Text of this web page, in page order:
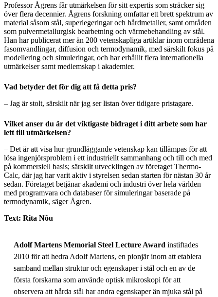
Professor Ågrens får utmärkelsen för sitt expertis som sträcker sig
över flera decennier. Ågrens forskning omfattar ett brett spektrum av
material såsom stål, superlegeringar och hårdmetaller, samt områden
som pulvermetallurgisk bearbetning och värmebehandling av stål.
Han har publicerat mer än 200 vetenskapliga artiklar inom områdena
fasomvandlingar, diffusion och termodynamik, med särskilt fokus på
modellering och simuleringar, och har erhållit flera internationella
utmärkelser samt medlemskap i akademier.
Vad betyder det för dig att få detta pris?
– Jag är stolt, särskilt när jag ser listan över tidigare pristagare.
Vilket anser du är det viktigaste bidraget i ditt arbete som har
lett till utmärkelsen?
– Det är att visa hur grundläggande vetenskap kan tillämpas för att
lösa ingenjörsproblem i ett industriellt sammanhang och till och med
på kommersiell basis; särskilt utvecklingen av företaget Thermo-
Calc, där jag har varit aktiv i styrelsen sedan starten för nästan 30 år
sedan. Företaget betjänar akademi och industri över hela världen
med programvara och databaser för simuleringar baserade på
termodynamik, säger Ågren.
Text: Rita Nõu
Adolf Martens Memorial Steel Lecture Award instiftades
2010 för att hedra Adolf Martens, en pionjär inom att etablera
samband mellan struktur och egenskaper i stål och en av de
första forskarna som använde optisk mikroskopi för att
observera att hårda stål har andra egenskaper än mjuka stål på